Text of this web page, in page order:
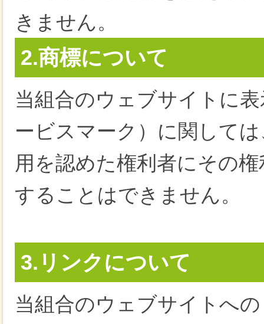
きません。
2.商標について
当組合のウェブサイトに
ービスマーク）に関して
用を認めた権利者にその
することはできません。
3.リンクについて
当組合のウェブサイトへ